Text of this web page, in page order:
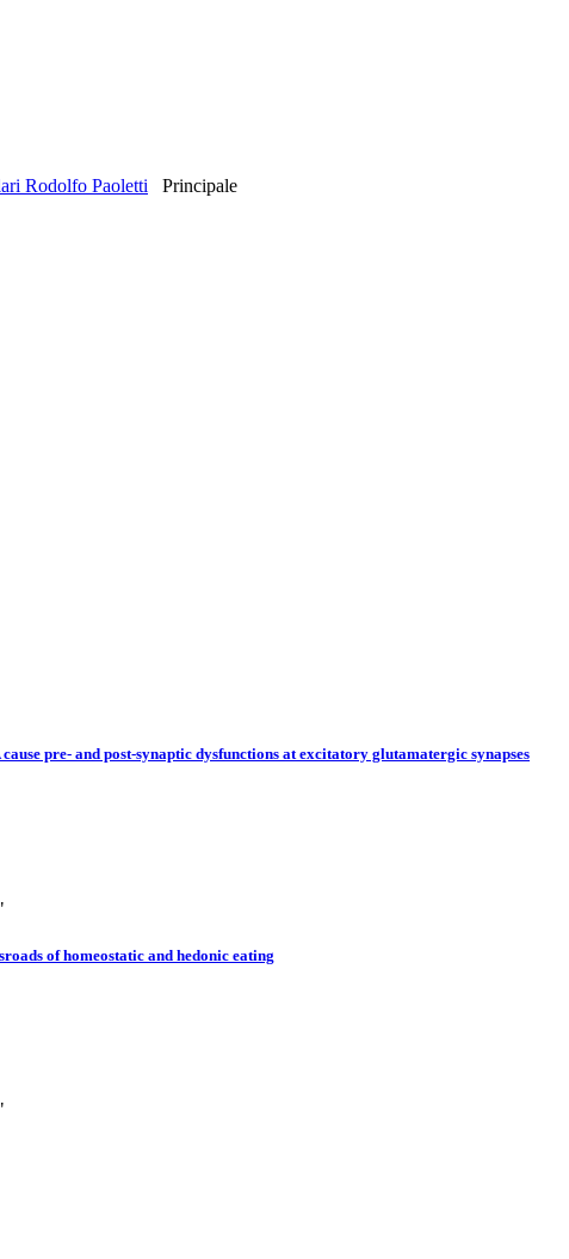
Rodolfo Paoletti Principale
pre- and post-synaptic dysfunctions at excitatory glutamatergic synapses
of homeostatic and hedonic eating